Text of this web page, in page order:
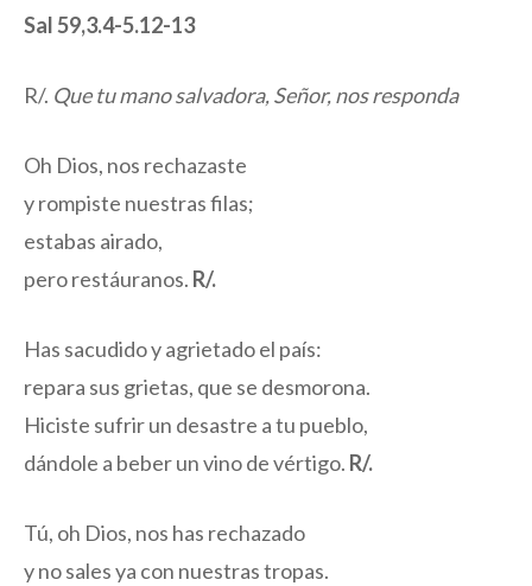
Sal 59,3.4-5.12-13
R/. Que tu mano salvadora, Señor, nos responda
Oh Dios, nos rechazaste
y rompiste nuestras filas;
estabas airado,
pero restáuranos. R/.
Has sacudido y agrietado el país:
repara sus grietas, que se desmorona.
Hiciste sufrir un desastre a tu pueblo,
dándole a beber un vino de vértigo. R/.
Tú, oh Dios, nos has rechazado
y no sales ya con nuestras tropas.